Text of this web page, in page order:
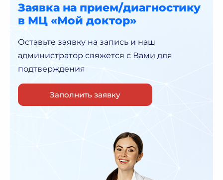
Заявка на прием/диагностику
в МЦ «Мой доктор»
Оставьте заявку на запись и наш
администратор свяжется с Вами для
подтверждения
Заполнить заявку